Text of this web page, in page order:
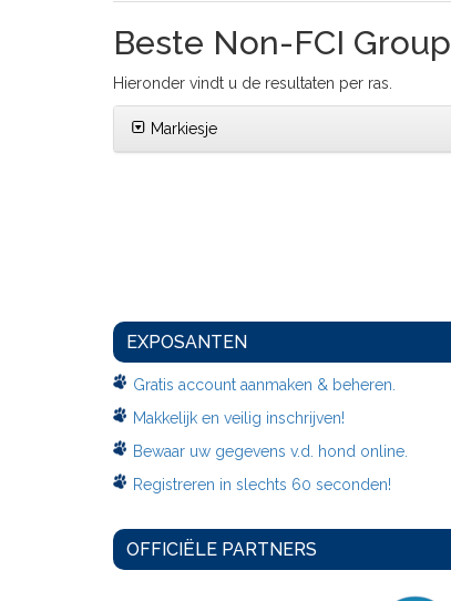
Beste Non-FCI Group
Hieronder vindt u de resultaten per ras.
Markiesje
EXPOSANTEN
Gratis account aanmaken & beheren.
Makkelijk en veilig inschrijven!
Bewaar uw gegevens v.d. hond online.
Registreren in slechts 60 seconden!
OFFICIËLE PARTNERS